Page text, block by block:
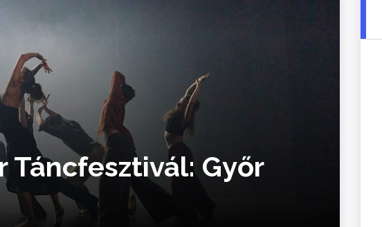
Táncfesztivál: Győr